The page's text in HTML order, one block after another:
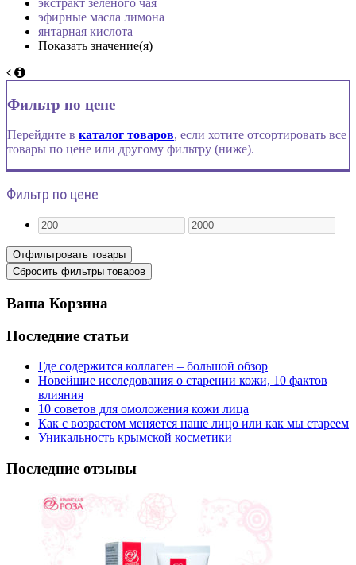
эфирные масла лимона
янтарная кислота
Показать значение(я)
Фильтр по цене
Перейдите в каталог товаров, если хотите отсортировать все
товары по цене или другому фильтру (ниже).
Фильтр по цене
Ваша Корзина
Последние статьи
Где содержится коллаген – большой обзор
Новейшие исследования о старении кожи, 10 фактов
влияния
10 советов для омоложения кожи лица
Как с возрастом меняется наше лицо или как мы стареем
Уникальность крымской косметики
Последние отзывы